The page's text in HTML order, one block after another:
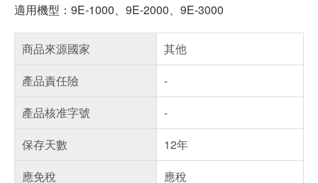
適用機型：9E-1000、9E-2000、9E-3000
商品來源國家
其他
產品責任險
-
產品核准字號
-
保存天數
12年
應免稅
應稅